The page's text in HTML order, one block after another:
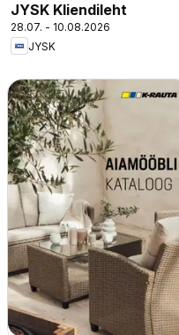
JYSK Kliendileht
28.07. - 10.08.2026
JYSK